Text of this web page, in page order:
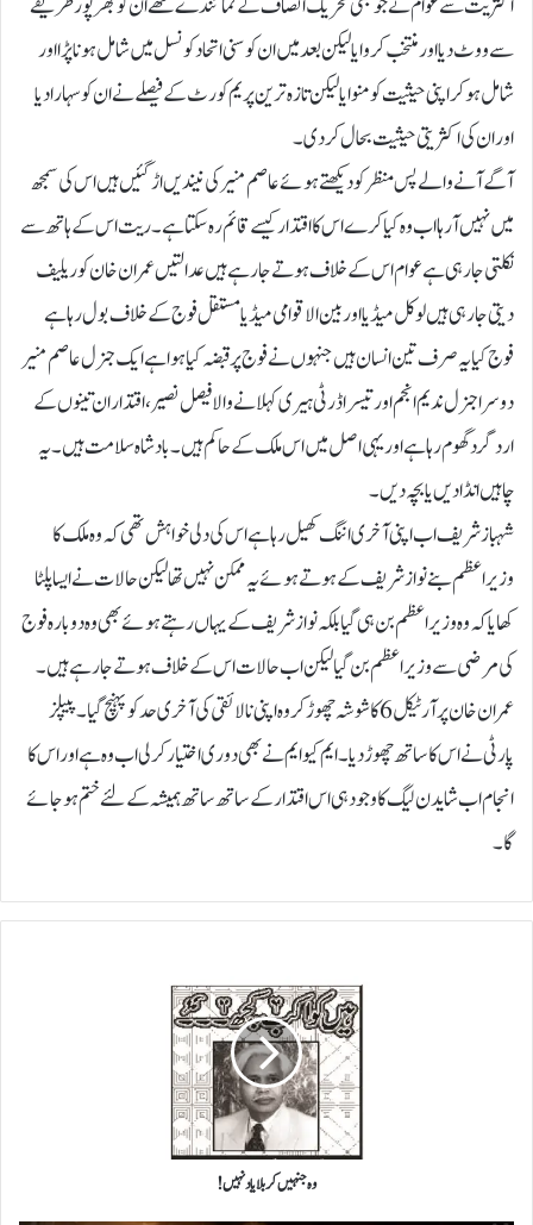
سے ووٹ دیا اور منتخب کروایا لیکن بعد میں ان کو سنی اتحاد کونسل میں شامل ہونا پڑا اور
شامل ہو کر اپنی حیثیت کو منوایا لیکن تازہ ترین پریم کورٹ کے فیصلے نے ان کو سہارا دیا
اور ان کی اکثریتی حیثیت بحال کر دی۔
آگے آنے والے پس منظر کو دیکھتے ہوئے عاصم منیر کی نیندیں اڑ گئیں ہیں اس کی سمجھ
میں نہیں آرہا اب وہ کیا کرے اس کا اقتدار کیسے قائم رہ سکتا ہے۔ ریت اس کے ہاتھ سے
نکلتی جارہی ہے عوام اس کے خلاف ہوتے جارہے ہیں عدالتیں عمران خان کو ریلیف
دیتی جارہی ہیں لوکل میڈیا اور بین الاقوامی میڈیا مستقل فوج کے خلاف بول رہا ہے
فوج کیا یہ صرف تین انسان ہیں جنہوں نے فوج پر قبضہ کیا ہوا ہے ایک جنرل عاصم منیر
دوسرا جنرل ندیم انجم اور تیسرا ڈرٹی ہیری کہلانے والا فیصل نصیر، اقتدار ان تینوں کے
اردگرد گھوم رہا ہے اور یہی اصل میں اس ملک کے حاکم ہیں۔ بادشاہ سلامت ہیں۔ یہ
چاہیں انڈا دیں یا بچہ دیں۔
شہباز شریف اب اپنی آخری اننگ کھیل رہا ہے اس کی دلی خواہش تھی کہ وہ ملک کا
وزیراعظم بنے نواز شریف کے ہوتے ہوئے یہ ممکن نہیں تھا لیکن حالات نے ایسا پلٹا
کھایا کہ وہ وزیراعظم بن ہی گیا بلکہ نواز شریف کے یہاں رہتے ہوئے بھی وہ دوبارہ فوج
کی مرضی سے وزیراعظم بن گیا لیکن اب حالات اس کے خلاف ہوتے جارہے ہیں۔
عمران خان پر آرٹیکل 6 کا شوشہ چھوڑ کر وہ اپنی نالائقی کی آخری حد کو پہنچ گیا۔ پیپلز
پارٹی نے اس کا ساتھ چھوڑ دیا۔ ایم کیو ایم نے بھی دوری اختیار کر لی اب وہ ہے اور اس کا
انجام اب شاید ن لیگ کا وجود ہی اس اقتدار کے ساتھ ساتھ ہمیشہ کے لئے ختم ہو جائے
گا۔
وہ جنہیں کربلا یاد نہیں!